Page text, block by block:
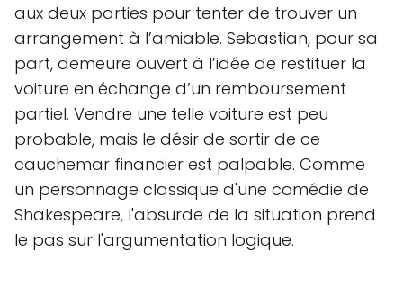
aux deux parties pour tenter de trouver un
arrangement à l’amiable. Sebastian, pour sa
part, demeure ouvert à l’idée de restituer la
voiture en échange d’un remboursement
partiel. Vendre une telle voiture est peu
probable, mais le désir de sortir de ce
cauchemar financier est palpable. Comme
un personnage classique d'une comédie de
Shakespeare, l'absurde de la situation prend
le pas sur l'argumentation logique.